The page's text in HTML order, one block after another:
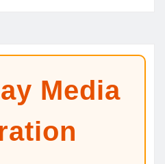
Media